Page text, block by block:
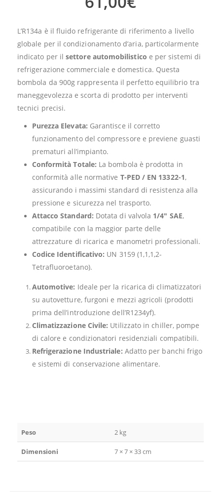
L’R134a è il fluido refrigerante di riferimento a livello
globale per il condizionamento d’aria, particolarmente
indicato per ilsettore automobilistico e per sistemi di
refrigerazione commerciale e domestica. Questa
bombola da 900g rappresenta il perfetto equilibrio tra
maneggevolezza e scorta di prodotto per interventi
tecnici precisi.
Purezza Elevata: Garantisce il corretto
funzionamento del compressore e previene guasti
prematuri all’impianto.
Conformità Totale: La bombola è prodotta in
conformità alle normative T-PED / EN 13322-1,
assicurando i massimi standard di resistenza alla
pressione e sicurezza nel trasporto.
Attacco Standard: Dotata di valvola 1/4″ SAE,
compatibile con la maggior parte delle
attrezzature di ricarica e manometri professionali.
Codice Identificativo: UN 3159 (1,1,1,2-
Tetrafluoroetano).
Automotive: Ideale per la ricarica di climatizzatori
su autovetture, furgoni e mezzi agricoli (prodotti
prima dell’introduzione dell’R1234yf).
Climatizzazione Civile: Utilizzato in chiller, pompe
di calore e condizionatori residenziali compatibili.
Refrigerazione Industriale: Adatto per banchi frigo
e sistemi di conservazione alimentare.
Peso 2 kg
Dimensioni 7 × 7 × 33 cm